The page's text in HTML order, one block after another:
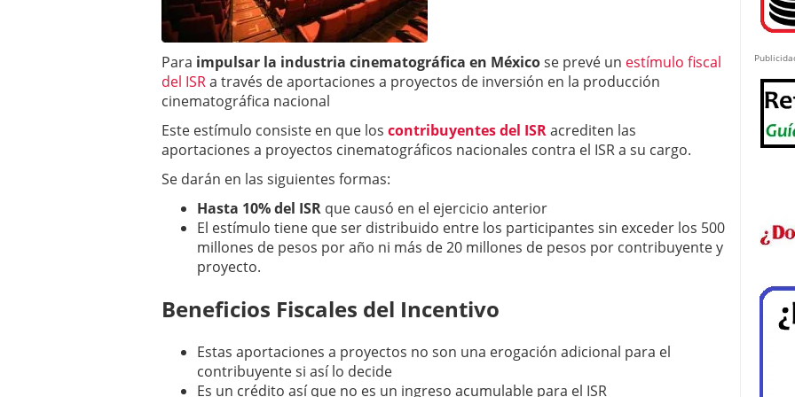
Para impulsar la industria cinematográfica en Méxicose prevé un estímulo fiscal
del ISRa través de aportaciones a proyectos de inversión en la producción
cinematográfica nacional
Este estímulo consiste en que los contribuyentes del ISRacrediten las
aportaciones a proyectos cinematográficos nacionales contra el ISR a su cargo.
Se darán en las siguientes formas:
Hasta 10% del ISR que causó en el ejercicio anterior
El estímulo tiene que ser distribuido entre los participantes sin exceder los 500
millones de pesos por año ni más de 20 millones de pesos por contribuyente y
proyecto.
Beneficios Fiscales del Incentivo
Estas aportaciones a proyectos no son una erogación adicional para el
contribuyente si así lo decide
Es un crédito así que no es un ingreso acumulable para el ISR